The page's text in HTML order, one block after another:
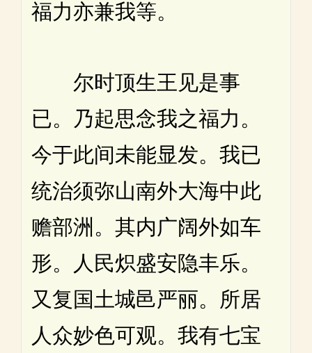
福力亦兼我等。
尔时顶生王见是事
已。乃起思念我之福力。
今于此间未能显发。我已
统治须弥山南外大海中此
赡部洲。其内广阔外如车
形。人民炽盛安隐丰乐。
又复国土城邑严丽。所居
人众妙色可观。我有七宝